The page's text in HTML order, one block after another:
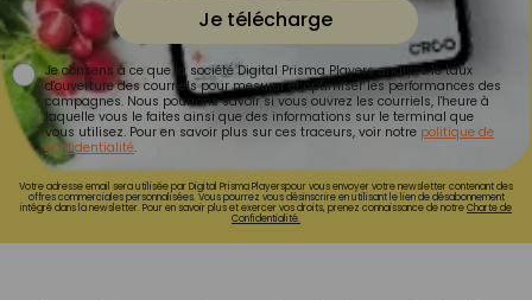
Je télécharge
Je consens à ce que la société Digital Prisma Players analyse le taux
d'ouverture des courriels pour mesurer et optimiser les performances des
campagnes. Nous pourrons savoir si vous ouvrez les courriels, l'heure à
laquelle vous le faites ainsi que des informations sur le terminal que
vous utilisez. Pour en savoir plus sur ces traceurs, voir notre politique de
confidentialité.
Votre adresse email sera utilisée par Digital Prisma Playerspour vous envoyer votre newsletter contenant des
offres commerciales personnalisées. Vous pourrez vous désinscrire en utilisant le lien de désabonnement
intégré dans la newsletter. Pour en savoir plus et exercer vos droits, prenez connaissance de notreCharte de
Confidentialité.